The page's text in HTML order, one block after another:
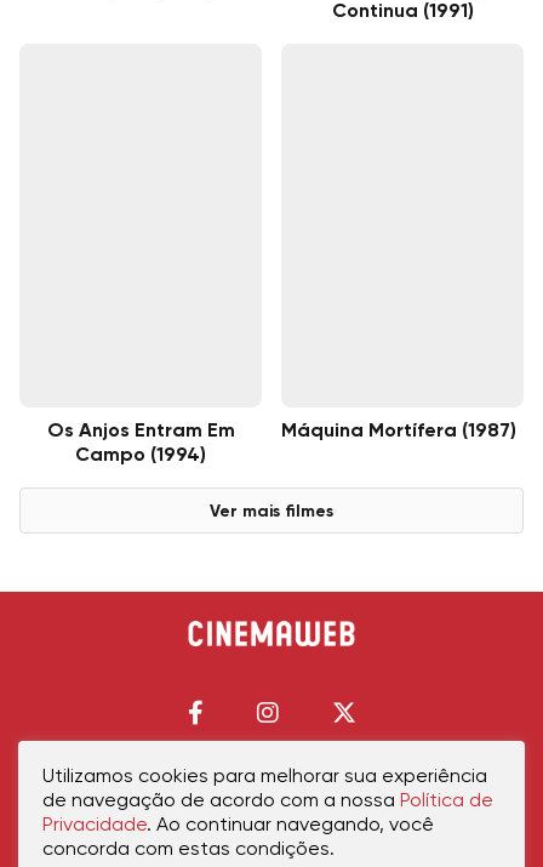
Continua (1991)
Os Anjos Entram Em
Campo (1994)
Máquina Mortífera (1987)
Ver mais filmes
Início Política de PrivacidadePolítica de CookiesContatoSobre Nós
Utilizamos cookies para melhorar sua experiência
de navegação de acordo com a nossa Política de
Privacidade. Ao continuar navegando, você
concorda com estas condições.